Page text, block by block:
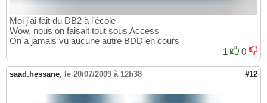
Moi j'ai fait du DB2 à l'école
Wow, nous on faisait tout sous Access
On a jamais vu aucune autre BDD en cours
1
0
saad.hessane, le 20/07/2009 à 12h38 #12